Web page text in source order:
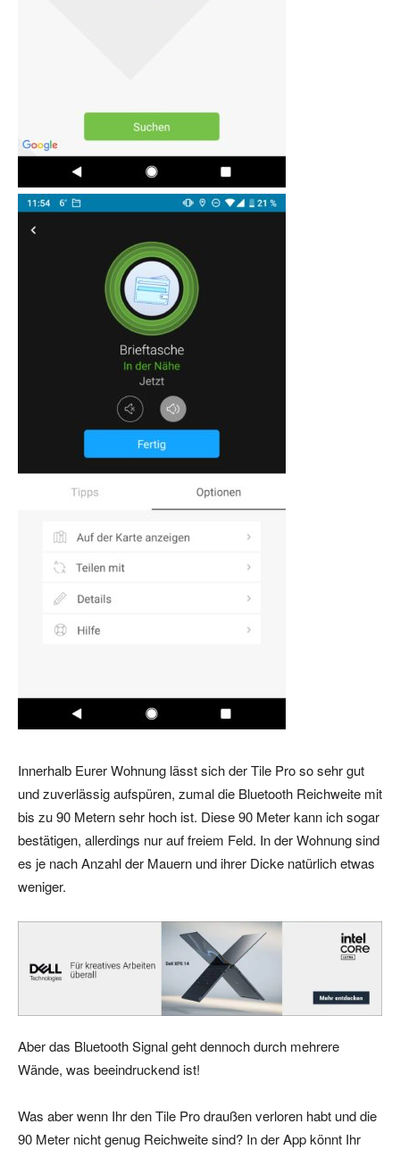
Innerhalb Eurer Wohnung lässt sich der Tile Pro so sehr gut
und zuverlässig aufspüren, zumal die Bluetooth Reichweite mit
bis zu 90 Metern sehr hoch ist. Diese 90 Meter kann ich sogar
bestätigen, allerdings nur auf freiem Feld. In der Wohnung sind
es je nach Anzahl der Mauern und ihrer Dicke natürlich etwas
weniger.
Aber das Bluetooth Signal geht dennoch durch mehrere
Wände, was beeindruckend ist!
Was aber wenn Ihr den Tile Pro draußen verloren habt und die
90 Meter nicht genug Reichweite sind? In der App könnt Ihr